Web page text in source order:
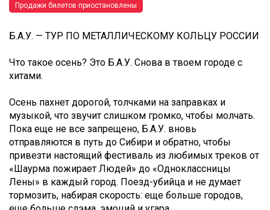
Продажи билетов приостановлены
Б.А.У. — ТУР ПО МЕТАЛЛИЧЕСКОМУ КОЛЬЦУ РОССИИ
Что такое осень? Это Б.А.У. Снова в твоем городе с
хитами.
Осень пахнет дорогой, толчками на заправках и
музыкой, что звучит слишком громко, чтобы молчать.
Пока еще не все запрещено, Б.А.У. вновь
отправляются в путь до Сибири и обратно, чтобы
привезти настоящий фестиваль из любимых треков от
«Шаурма пожирает Людей» до «Одноклассницы
Лены» в каждый город. Поезд-убийца и не думает
тормозить, набирая скорость: еще больше городов,